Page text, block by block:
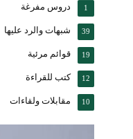
دروس مفرغة 1
شبهات والرد عليها 39
قوائم مرئية 19
كتب للقراءة 12
مقابلات ولقاءات 10